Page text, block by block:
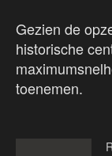
Gezien de
historische
toenemen.